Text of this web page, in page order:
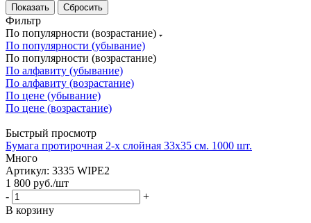
Сбросить
Фильтр
По популярности (возрастание)
По популярности (убывание)
По популярности (возрастание)
По алфавиту (убывание)
По алфавиту (возрастание)
По цене (убывание)
По цене (возрастание)
Быстрый просмотр
Бумага протирочная 2-х слойная 33x35 см. 1000 шт.
Много
Артикул: 3335 WIPE2
1 800 руб./шт
-
+
В корзину